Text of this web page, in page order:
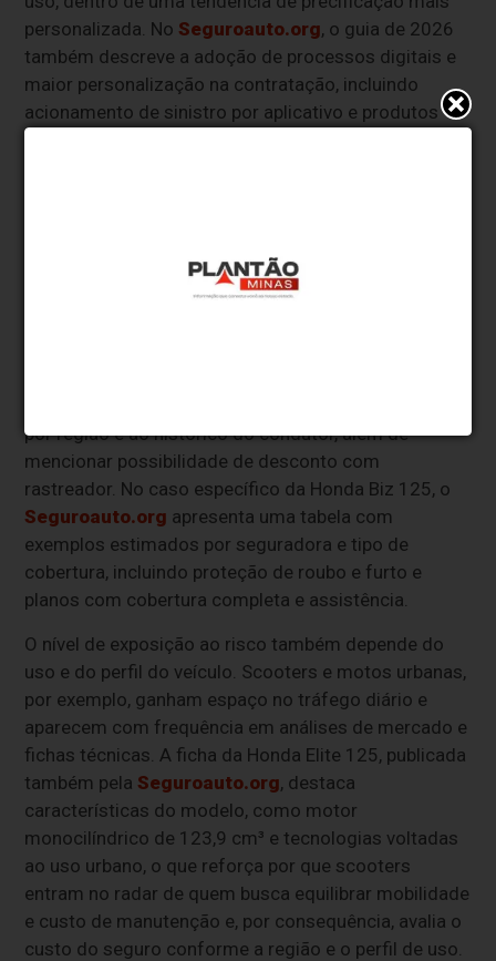
personalizada. No Seguroauto.org, o guia de 2026
também descreve a adoção de processos digitais e
maior personalização na contratação, incluindo
acionamento de sinistro por aplicativo e produtos
com pagamento por uso, em que o valor pode variar
Seguro de moto Honda em 2026: veja tabela de
preços por modelo", aSmartiaaponta faixas anuais
por região e ao histórico do condutor, além de
mencionar possibilidade de desconto com
rastreador. No caso específico da Honda Biz 125, o
Seguroauto.org apresenta uma tabela com
exemplos estimados por seguradora e tipo de
cobertura, incluindo proteção de roubo e furto e
planos com cobertura completa e assistência.
O nível de exposição ao risco também depende do
uso e do perfil do veículo. Scooters e motos urbanas,
por exemplo, ganham espaço no tráfego diário e
aparecem com frequência em análises de mercado e
fichas técnicas. A ficha da Honda Elite 125, publicada
também pela Seguroauto.org, destaca
características do modelo, como motor
monocilíndrico de 123,9 cm³ e tecnologias voltadas
ao uso urbano, o que reforça por que scooters
entram no radar de quem busca equilibrar mobilidade
e custo de manutenção e, por consequência, avalia o
custo do seguro conforme a região e o perfil de uso.